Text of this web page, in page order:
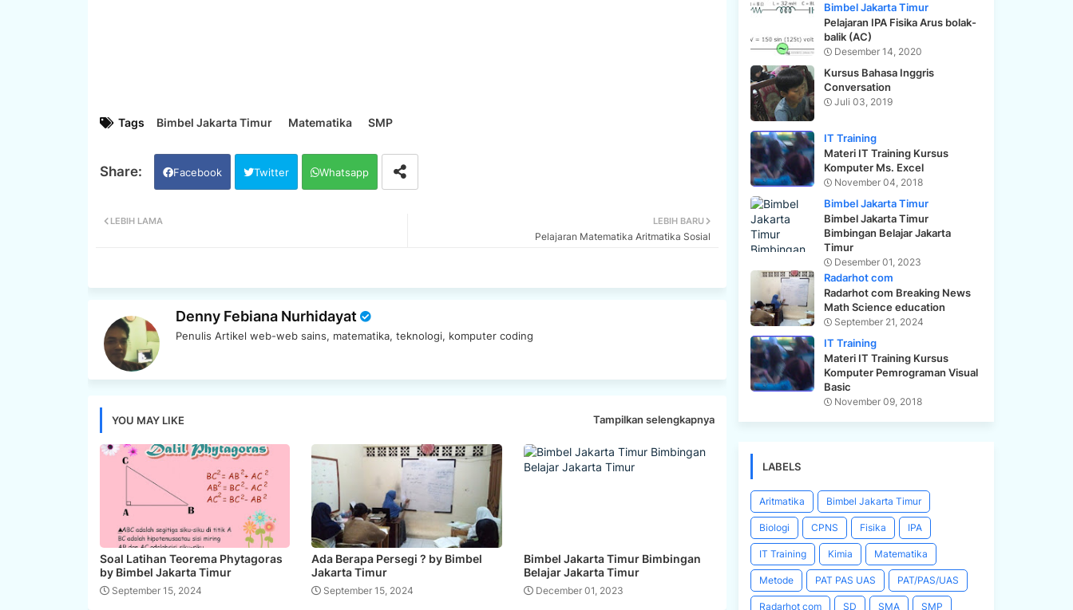
Tags Bimbel Jakarta Timur Matematika SMP
Facebook Twitter Whatsapp
LEBIH BARU
Pelajaran Matematika Aritmatika Sosial
LEBIH LAMA
Denny Febiana Nurhidayat
Penulis Artikel web-web sains, matematika, teknologi, komputer coding
YOU MAY LIKE Tampilkan selengkapnya
Soal Latihan Teorema Phytagoras
by Bimbel Jakarta Timur
September 15, 2024
Ada Berapa Persegi ? by Bimbel
Jakarta Timur
September 15, 2024
Bimbel Jakarta Timur Bimbingan
Belajar Jakarta Timur
December 01, 2023
Bimbel Jakarta Timur
Pelajaran IPA Fisika Arus bolak-
balik (AC)
Desember 14, 2020
Kursus Bahasa Inggris
Conversation
Juli 03, 2019
IT Training
Materi IT Training Kursus
Komputer Ms. Excel
November 04, 2018
Bimbel Jakarta Timur
Bimbel Jakarta Timur
Bimbingan Belajar Jakarta
Timur
Desember 01, 2023
Radarhot com
Radarhot com Breaking News
Math Science education
September 21, 2024
IT Training
Materi IT Training Kursus
Komputer Pemrograman Visual
Basic
November 09, 2018
LABELS
Aritmatika Bimbel Jakarta Timur
Biologi CPNS Fisika IPA
IT Training Kimia Matematika
Metode PAT PAS UAS PAT/PAS/UAS
Radarhot com SD SMA SMP